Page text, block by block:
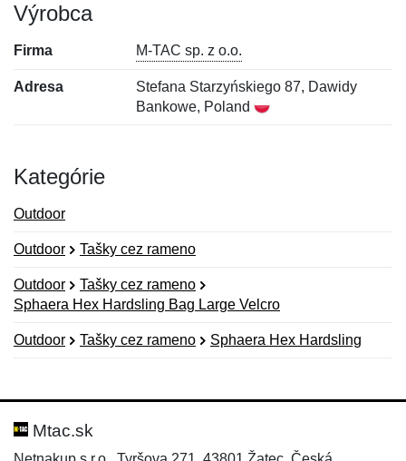
Výrobca
Firma M-TAC sp. z o.o.
Adresa
Stefana Starzyńskiego 87, Dawidy
Bankowe, Poland
Kategórie
Outdoor
Outdoor Tašky cez rameno
Outdoor
Tašky cez rameno
Sphaera Hex Hardsling Bag Large Velcro
Outdoor Tašky cez rameno Sphaera Hex Hardsling
Hodnotenie:
Meno:
Mtac.sk